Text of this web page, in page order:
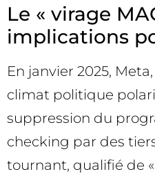
Le « virage
implications
En janvier 2025,
climat politique
suppression du
checking par des
tournant, qualifié de